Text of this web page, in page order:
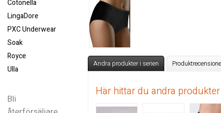
Cotonella
LingaDore
PXC Underwear
Soak
Royce
Ulla
Bli
Andra produkter i serien
Här hittar du andra